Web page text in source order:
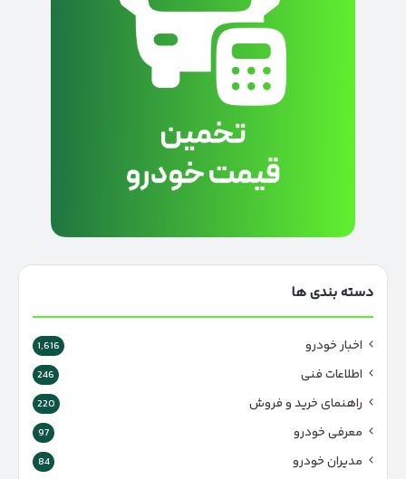
دسته بندی ها
اخبار خودرو 1,616
اطلاعات فنی 246
راهنمای خرید و فروش 220
معرفی خودرو 97
مدیران خودرو 84